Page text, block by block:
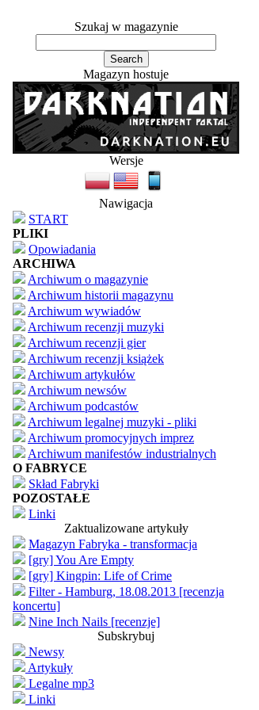
Szukaj w magazynie
Magazyn hostuje
Wersje
Nawigacja
START
PLIKI
Opowiadania
ARCHIWA
Archiwum o magazynie
Archiwum historii magazynu
Archiwum wywiadów
Archiwum recenzji muzyki
Archiwum recenzji gier
Archiwum recenzji książek
Archiwum artykułów
Archiwum newsów
Archiwum podcastów
Archiwum legalnej muzyki - pliki
Archiwum promocyjnych imprez
Archiwum manifestów industrialnych
O FABRYCE
Skład Fabryki
POZOSTAŁE
Linki
Zaktualizowane artykuły
Magazyn Fabryka - transformacja
[gry] You Are Empty
[gry] Kingpin: Life of Crime
Filter - Hamburg, 18.08.2013 [recenzja
koncertu]
Nine Inch Nails [recenzje]
Subskrybuj
Newsy
Artykuły
Legalne mp3
Linki